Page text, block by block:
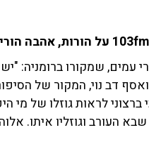
עמים, שמקורו ברומניה:
דב נוי, המקור של
ברצוני לראות גוזלו של מי
העורב וגוזליו איתו.